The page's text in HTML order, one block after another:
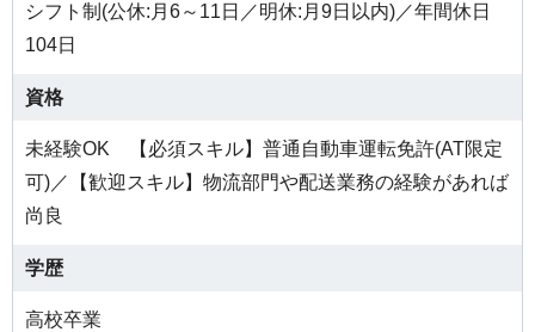
シフト制(公休:月6～11日／明休:月9日以内)／年間休日
104日
資格
未経験OK 【必須スキル】普通自動車運転免許(AT限定
可)／【歓迎スキル】物流部門や配送業務の経験があれば
尚良
学歴
高校卒業